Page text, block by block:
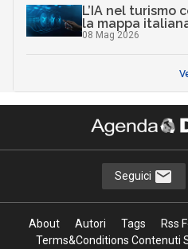
L’IA nel turismo
la mappa
08 Mag 2026
Seguici
About Autori Tags Rss
Terms&Conditions Contenuti